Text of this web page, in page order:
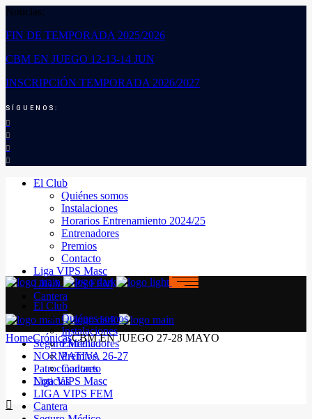
Noticias:
FIN DE TEMPORADA 2025/2026
CBM EN JUEGO 12-13-14 JUN
INSCRIPCIÓN TEMPORADA 2026/2027
SÍGUENOS:
El Club
Quiénes somos
Instalaciones
Horarios Entrenamiento 2024/25
Entrenadores
Premios
Contacto
Liga VIPS Masc
LIGA VIPS FEM
Cantera
Seguro Médico
NORMATIVA 26-27
Patrocinadores
Noticias
El Club
Quiénes somos
Instalaciones
Entrenadores
Premios
Contacto
Liga VIPS Masc
LIGA VIPS FEM
Cantera
HomeCrónicasCBM EN JUEGO 27-28 MAYO